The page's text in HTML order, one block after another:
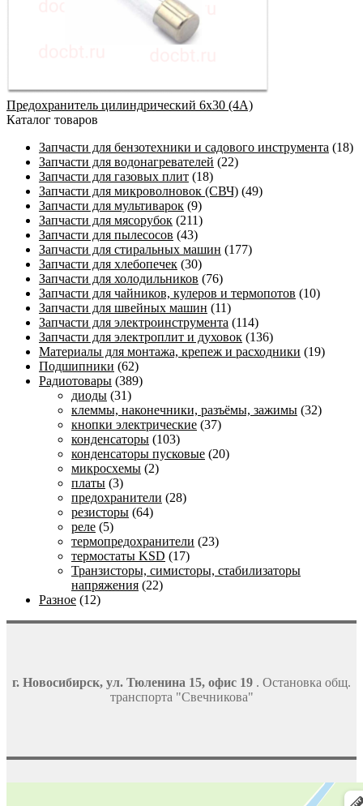
Предохранитель цилиндрический 6х30 (4А)
Каталог товаров
Запчасти для бензотехники и садового инструмента (18)
Запчасти для водонагревателей (22)
Запчасти для газовых плит (18)
Запчасти для микроволновок (СВЧ) (49)
Запчасти для мультиварок (9)
Запчасти для мясорубок (211)
Запчасти для пылесосов (43)
Запчасти для стиральных машин (177)
Запчасти для хлебопечек (30)
Запчасти для холодильников (76)
Запчасти для чайников, кулеров и термопотов (10)
Запчасти для швейных машин (11)
Запчасти для электроинструмента (114)
Запчасти для электроплит и духовок (136)
Материалы для монтажа, крепеж и расходники (19)
Подшипники (62)
Радиотовары (389)
диоды (31)
клеммы, наконечники, разъёмы, зажимы (32)
кнопки электрические (37)
конденсаторы (103)
конденсаторы пусковые (20)
микросхемы (2)
платы (3)
предохранители (28)
резисторы (64)
реле (5)
термопредохранители (23)
термостаты KSD (17)
Транзисторы, симисторы, стабилизаторы
напряжения (22)
Разное (12)
г. Новосибирск, ул. Тюленина 15, офис 19 . Остановка общ.
транспорта "Свечникова"